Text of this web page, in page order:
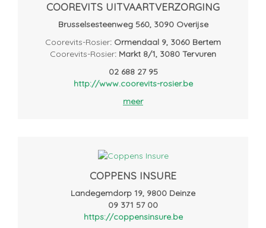
COOREVITS UITVAARTVERZORGING
Brusselsesteenweg 560, 3090 Overijse
Coorevits-Rosier: Ormendaal 9, 3060 Bertem
Coorevits-Rosier: Markt 8/1, 3080 Tervuren
02 688 27 95
http://www.coorevits-rosier.be
meer
COPPENS INSURE
Landegemdorp 19, 9800 Deinze
09 371 57 00
https://coppensinsure.be